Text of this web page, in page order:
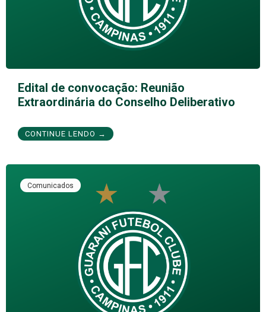
Edital de convocação: Reunião
Extraordinária do Conselho Deliberativo
CONTINUE LENDO →
Comunicados